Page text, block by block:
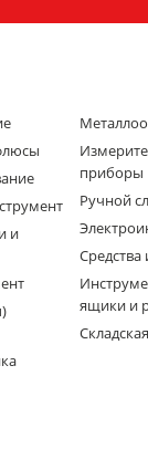
и
приборы
Ручной
ящики и